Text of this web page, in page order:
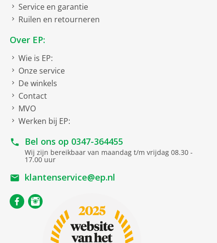
Service en garantie
Ruilen en retourneren
Over EP:
Wie is EP:
Onze service
De winkels
Contact
MVO
Werken bij EP:
Bel ons op 0347-364455
Wij zijn bereikbaar van maandag t/m vrijdag 08.30 -
17.00 uur
klantenservice@ep.nl